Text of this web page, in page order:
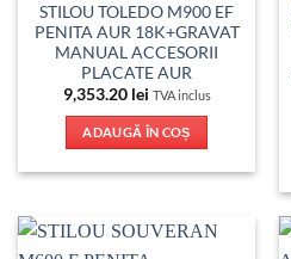
STILOU TOLEDO M900 EF
PENITA AUR 18K+GRAVAT
MANUAL ACCESORII
PLACATE AUR
9,353.20 lei TVA inclus
ADAUGĂ ÎN COȘ